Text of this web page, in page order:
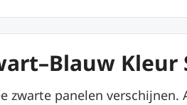
Kleur
zwarte panelen verschijnen.